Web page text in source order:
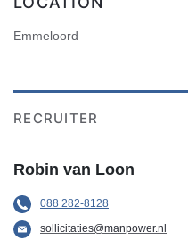
Emmeloord
RECRUITER
Robin van Loon
088 282-8128
sollicitaties@manpower.nl